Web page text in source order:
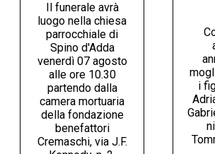
Il funerale avrà
luogo nella chiesa
parrocchiale di
Spino d'Adda
venerdì 07 agosto
alle ore 10.30
partendo dalla
camera mortuaria
della fondazione
benefattori
Cremaschi, via J.F.
i